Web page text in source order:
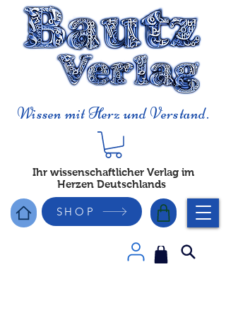
Wissen mit Herz und Verstand.
Ihr wissenschaftlicher Verlag im
Herzen Deutschlands
SHOP